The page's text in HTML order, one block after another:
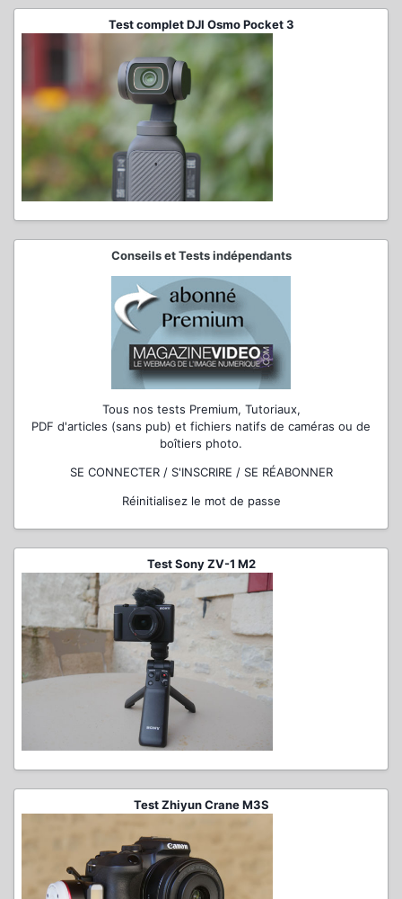
Test complet DJI Osmo Pocket 3
Conseils et Tests indépendants
Tous nos tests Premium, Tutoriaux,
PDF d'articles (sans pub) et fichiers natifs de caméras ou de
boîtiers photo.
SE CONNECTER / S'INSCRIRE / SE RÉABONNER
Réinitialisez le mot de passe
Test Sony ZV-1 M2
Test Zhiyun Crane M3S